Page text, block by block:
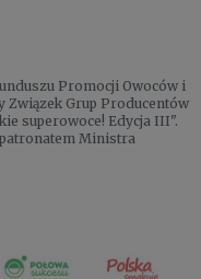
Promocji Owoców i
Związek Grup Producentów
superowoce! Edycja III".
Ministra